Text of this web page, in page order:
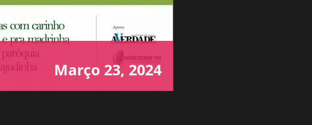
Março 23, 2024